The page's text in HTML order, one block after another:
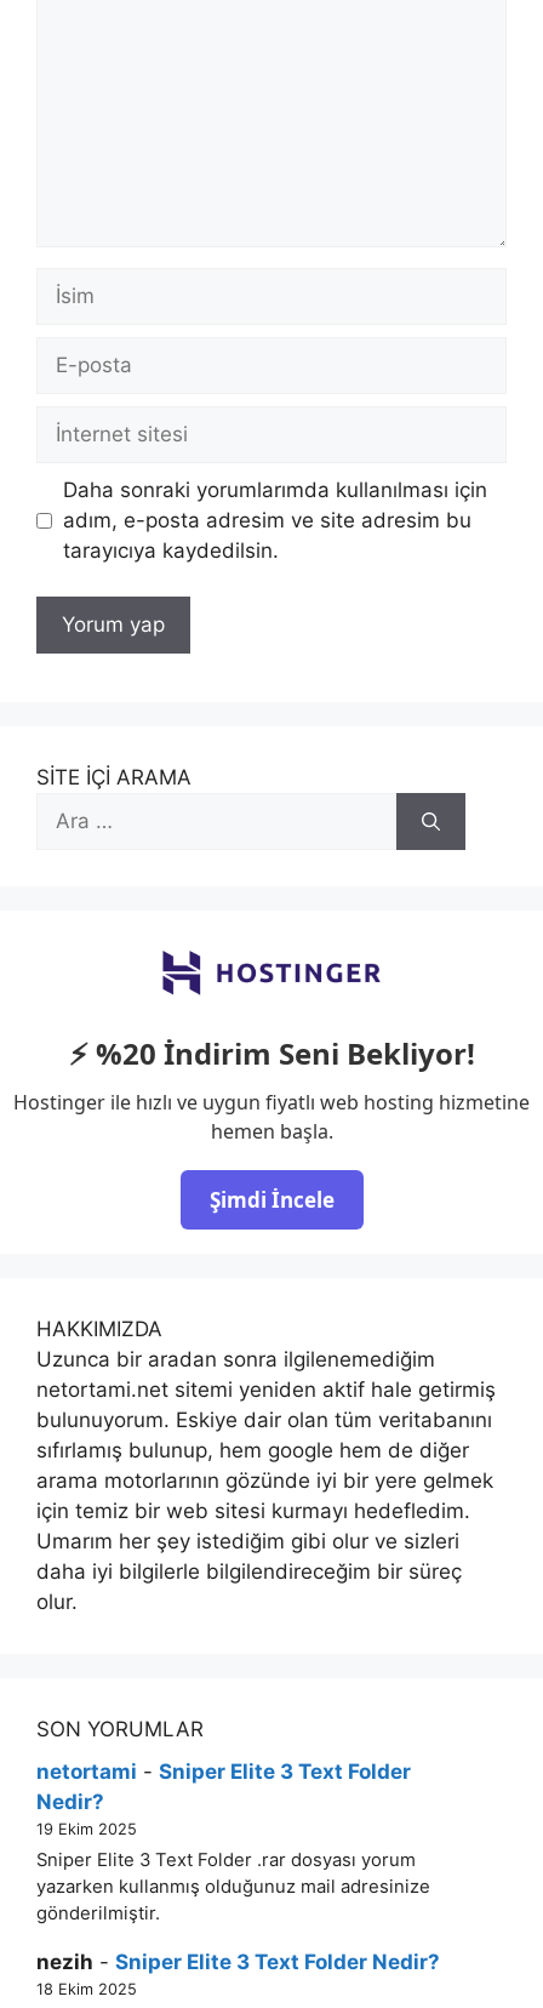
İsim
posta
İnternet
sitesi
Daha sonraki yorumlarımda kullanılması için
adım, e-posta adresim ve site adresim bu
tarayıcıya kaydedilsin.
SİTE İÇİ ARAMA
için
⚡ %20 İndirim Seni Bekliyor!
Hostinger ile hızlı ve uygun fiyatlı web hosting hizmetine
hemen başla.
Şimdi İncele
HAKKIMIZDA
Uzunca bir aradan sonra ilgilenemediğim
netortami.net sitemi yeniden aktif hale getirmiş
bulunuyorum. Eskiye dair olan tüm veritabanını
sıfırlamış bulunup, hem google hem de diğer
arama motorlarının gözünde iyi bir yere gelmek
için temiz bir web sitesi kurmayı hedefledim.
Umarım her şey istediğim gibi olur ve sizleri
daha iyi bilgilerle bilgilendireceğim bir süreç
olur.
SON YORUMLAR
netortami - Sniper Elite 3 Text Folder
Nedir?
19 Ekim 2025
Sniper Elite 3 Text Folder .rar dosyası yorum
yazarken kullanmış olduğunuz mail adresinize
gönderilmiştir.
nezih - Sniper Elite 3 Text Folder Nedir?
18 Ekim 2025